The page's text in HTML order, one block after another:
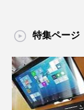
特集ページ